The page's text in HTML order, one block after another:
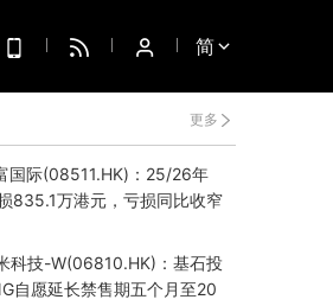
简
更多
国际(08511.HK)：25/26年
835.1万港元，亏损同比收窄
科技-W(06810.HK)：基石投
自愿延长禁售期五个月至20